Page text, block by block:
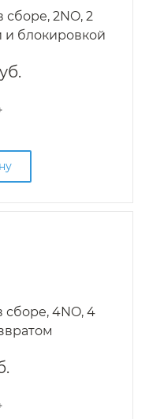
сборе, 2NO, 2
блокировкой
сборе, 4NO, 4